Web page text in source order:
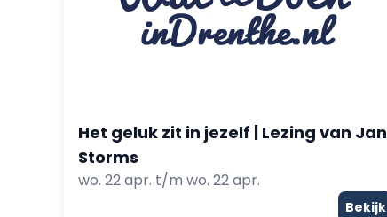
Het geluk zit in jezelf | Lezing van Jan
Storms
wo. 22 apr. t/m wo. 22 apr.
Bekijk